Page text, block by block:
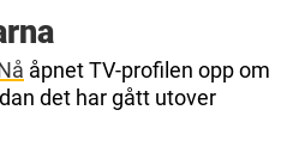
åpnet TV-profilen opp om
det har gått utover